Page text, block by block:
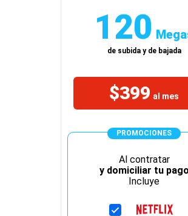
120
de subida y de bajada
$399 al mes
PROMOCIONES
Al contratar
y domiciliar tu pago
Incluye